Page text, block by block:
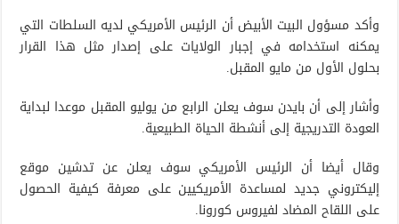
وأكد مسؤول البيت الأبيض أن الرئيس الأمريكي لديه السلطات التي
يمكنه استخدامه في إجبار الولايات على إصدار مثل هذا القرار
بحلول الأول من مايو المقبل.
وأشار إلى أن بايدن سوف يعلن الرابع من يوليو المقبل موعدا لبداية
العودة التدريجية إلى أنشطة الحياة الطبيعية.
وقال أيضا أن الرئيس الأمريكي سوف يعلن عن تدشين موقع
إليكتروني جديد لمساعدة الأمريكيين على معرفة كيفية الحصول
على اللقاح المضاد لفيروس كورونا.